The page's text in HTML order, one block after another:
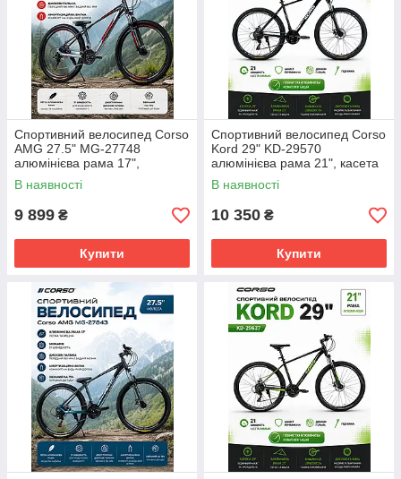
Спортивний велосипед Corso
AMG 27.5" MG-27748
алюмінієва рама 17",
Shimano 21 швидкість,
передній диск 180мм / задній
В наявності
9 899 ₴
Купити
Спортивний велосипед Corso
Kord 29" KD-29570
алюмінієва рама 21", касета
Shimano 21 швидкість,
повністю алюмінієва
В наявності
10 350 ₴
Купити